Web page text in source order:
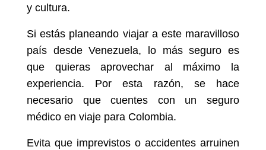
y cultura.
Si estás planeando viajar a este maravilloso
país desde Venezuela, lo más seguro es
que quieras aprovechar al máximo la
experiencia. Por esta razón, se hace
necesario que cuentes con un seguro
médico en viaje para Colombia.
Evita que imprevistos o accidentes arruinen